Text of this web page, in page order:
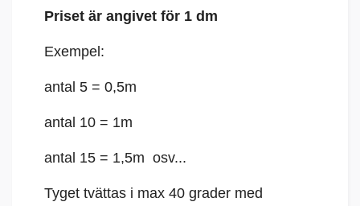
Priset är angivet för 1 dm
Exempel:
antal 5 = 0,5m
antal 10 = 1m
antal 15 = 1,5m osv...
Tyget tvättas i max 40 grader med